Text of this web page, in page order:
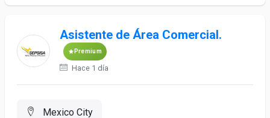
Asistente de Área Comercial.
Premium
Hace 1 día
Mexico City